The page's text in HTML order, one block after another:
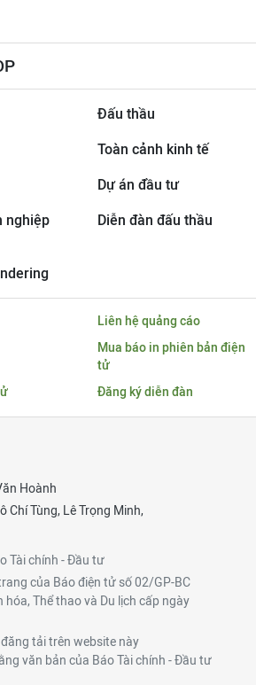
Đấu thầu
Toàn cảnh kinh tế
Dự án đầu tư
nghiệp Diễn đàn đấu thầu
Liên hệ quảng cáo
Mua báo in phiên bản điện
tử
Đăng ký diễn đàn
Hoành
Chí Tùng, Lê Trọng Minh,
Tài chính - Đầu tư
của Báo điện tử số 02/GP-BC
hóa, Thể thao và Du lịch cấp ngày
tải trên website này
văn bản của Báo Tài chính - Đầu tư